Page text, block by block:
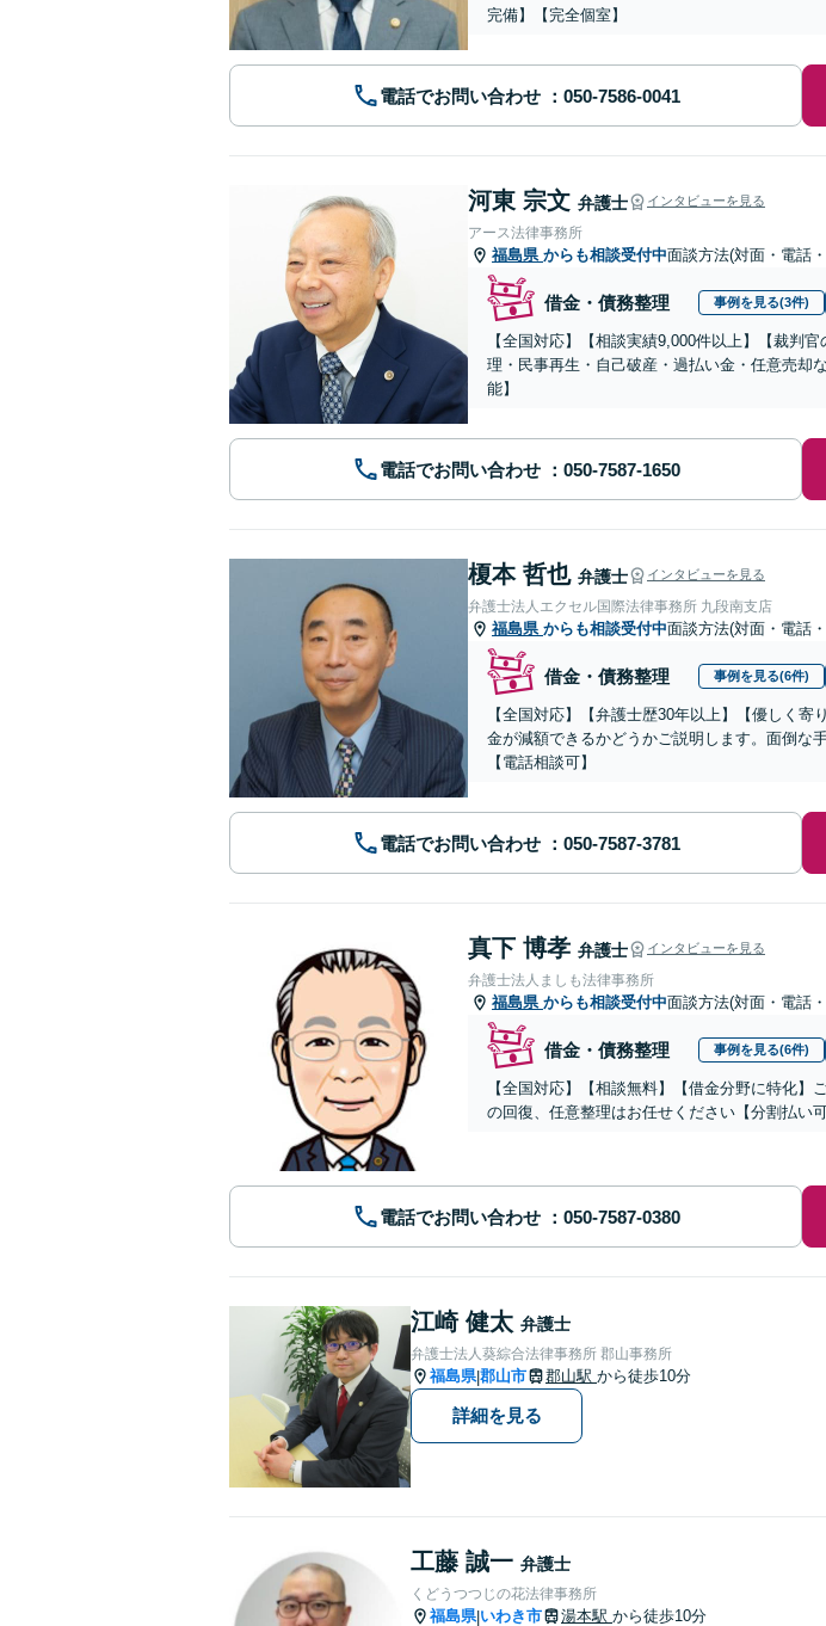
完備】【完全個室】
電話でお問い合わせ
河東 宗文 弁護士 インタビューを見る
アース法律事務所
福島県 からも相談受付中面談方法(対面・電話
借金・債務整理 事例を見る(3件)
【全国対応】【相談実績9,000件以上】【裁判
理・民事再生・自己破産・過払い金・任意売却
能】
電話でお問い合わせ
榎本 哲也 弁護士 インタビューを見る
弁護士法人エクセル国際法律事務所 九段南支店
福島県 からも相談受付中面談方法(対面・電話
借金・債務整理 事例を見る(6件)
【全国対応】【弁護士歴30年以上】【優しく
金が減額できるかどうかご説明します。面倒な
【電話相談可】
電話でお問い合わせ
真下 博孝 弁護士 インタビューを見る
弁護士法人ましも法律事務所
福島県 からも相談受付中面談方法(対面・電話
借金・債務整理 事例を見る(6件)
【全国対応】【相談無料】【借金分野に特化
の回復、任意整理はお任せください【分割払い可
電話でお問い合わせ
江崎 健太 弁護士
弁護士法人葵綜合法律事務所 郡山事務所
福島県|郡山市 郡山駅 から徒歩10分
詳細を見る
工藤 誠一 弁護士
くどうつつじの花法律事務所
福島県|いわき市 湯本駅 から徒歩10分